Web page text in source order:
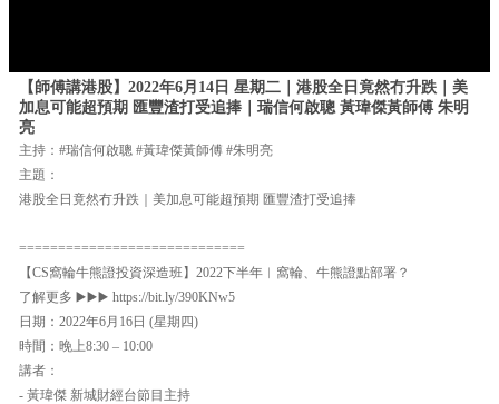
【師傅講港股】2022年6月14日 星期二｜港股全日竟然冇升跌｜美
加息可能超預期 匯豐渣打受追捧｜瑞信何啟聰 黃瑋傑黃師傅 朱明
亮
主持：#瑞信何啟聰 #黃瑋傑黃師傅 #朱明亮
主題：
港股全日竟然冇升跌｜美加息可能超預期 匯豐渣打受追捧
=============================
【CS窩輪牛熊證投資深造班】2022下半年︱窩輪、牛熊證點部署？
了解更多 ▶️▶️▶️ https://bit.ly/390KNw5
日期：2022年6月16日 (星期四)
時間：晚上8:30 – 10:00
講者：
- 黃瑋傑 新城財經台節目主持